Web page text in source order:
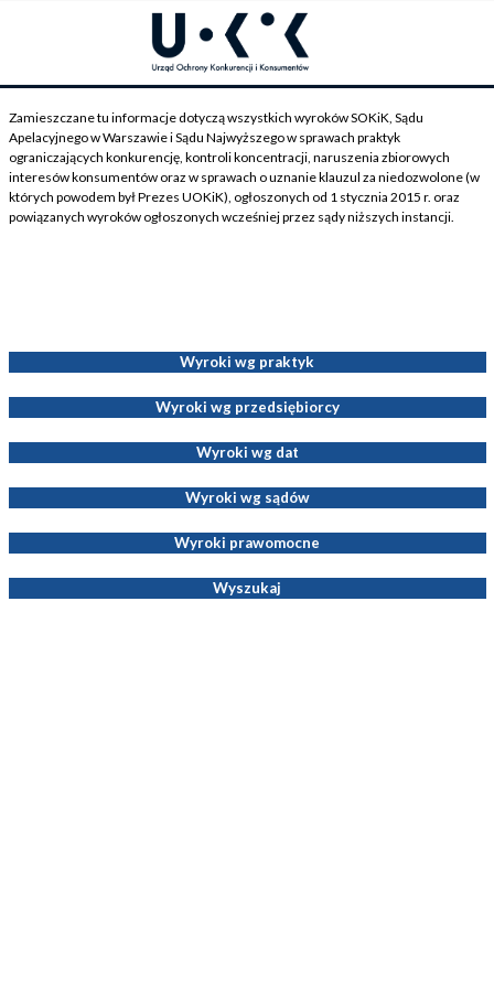
Zamieszczane tu informacje dotyczą wszystkich wyroków SOKiK, Sądu
Apelacyjnego w Warszawie i Sądu Najwyższego w sprawach praktyk
ograniczających konkurencję, kontroli koncentracji, naruszenia zbiorowych
interesów konsumentów oraz w sprawach o uznanie klauzul za niedozwolone (w
których powodem był Prezes UOKiK), ogłoszonych od 1 stycznia 2015 r. oraz
powiązanych wyroków ogłoszonych wcześniej przez sądy niższych instancji.
Wyroki wg praktyk
Wyroki wg przedsiębiorcy
Wyroki wg dat
Wyroki wg sądów
Wyroki prawomocne
Wyszukaj